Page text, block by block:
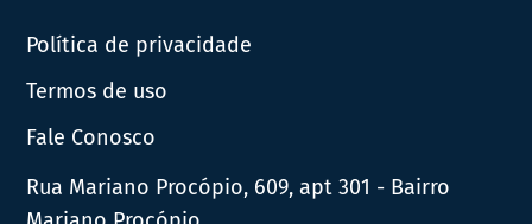
Política de privacidade
Termos de uso
Fale Conosco
Rua Mariano Procópio, 609, apt 301 - Bairro